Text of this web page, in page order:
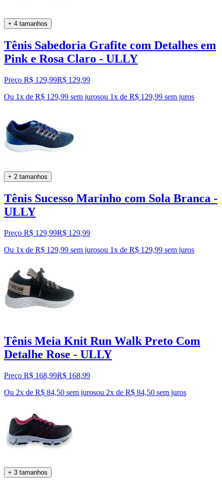
+ 4 tamanhos
Tênis Sabedoria Grafite com Detalhes em
Pink e Rosa Claro - ULLY
Preço R$ 129,99R$ 129,99
Ou 1x de R$ 129,99 sem jurosou 1x de R$ 129,99 sem juros
+ 2 tamanhos
Tênis Sucesso Marinho com Sola Branca -
ULLY
Preço R$ 129,99R$ 129,99
Ou 1x de R$ 129,99 sem jurosou 1x de R$ 129,99 sem juros
Tênis Meia Knit Run Walk Preto Com
Detalhe Rose - ULLY
Preço R$ 168,99R$ 168,99
Ou 2x de R$ 84,50 sem jurosou 2x de R$ 84,50 sem juros
+ 3 tamanhos